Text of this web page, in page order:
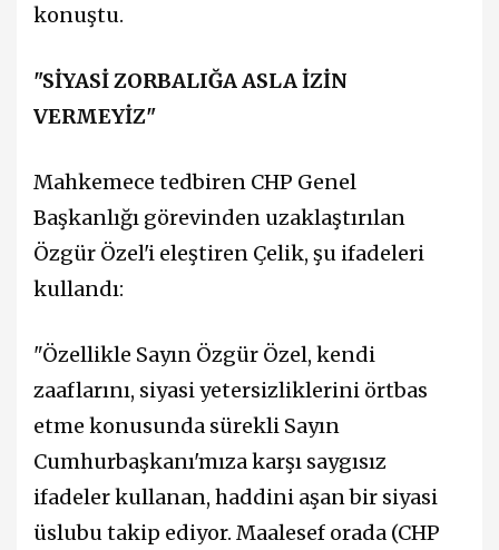
konuştu.
"SİYASİ ZORBALIĞA ASLA İZİN
VERMEYİZ"
Mahkemece tedbiren CHP Genel
Başkanlığı görevinden uzaklaştırılan
Özgür Özel'i eleştiren Çelik, şu ifadeleri
kullandı:
"Özellikle Sayın Özgür Özel, kendi
zaaflarını, siyasi yetersizliklerini örtbas
etme konusunda sürekli Sayın
Cumhurbaşkanı'mıza karşı saygısız
ifadeler kullanan, haddini aşan bir siyasi
üslubu takip ediyor. Maalesef orada (CHP